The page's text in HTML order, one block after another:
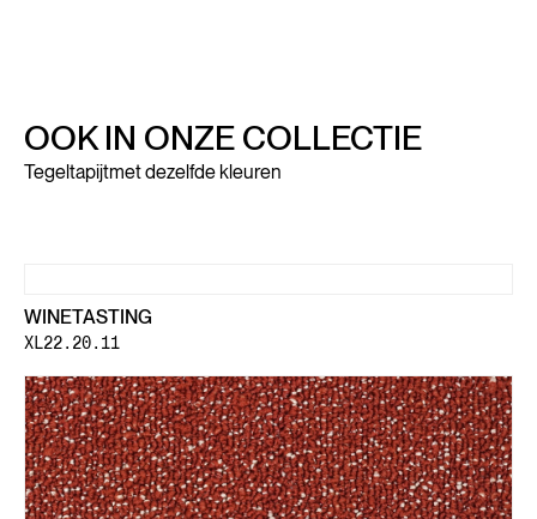
OOK IN ONZE COLLECTIE
Tegeltapijtmet dezelfde kleuren
WINETASTING
XL22.20.11